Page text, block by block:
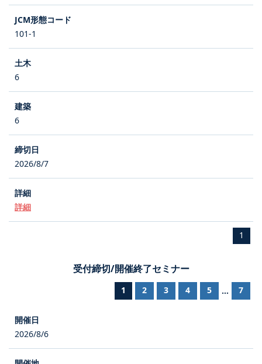
101-1
6
6
2026/8/7
詳細
1
受付締切/開催終了セミナー
1 2 3 4 5 ... 7
2026/8/6